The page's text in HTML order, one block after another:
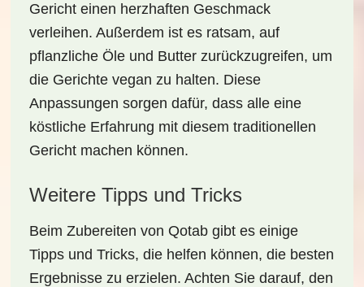
Gericht einen herzhaften Geschmack
verleihen. Außerdem ist es ratsam, auf
pflanzliche Öle und Butter zurückzugreifen, um
die Gerichte vegan zu halten. Diese
Anpassungen sorgen dafür, dass alle eine
köstliche Erfahrung mit diesem traditionellen
Gericht machen können.
Weitere Tipps und Tricks
Beim Zubereiten von Qotab gibt es einige
Tipps und Tricks, die helfen können, die besten
Ergebnisse zu erzielen. Achten Sie darauf, den